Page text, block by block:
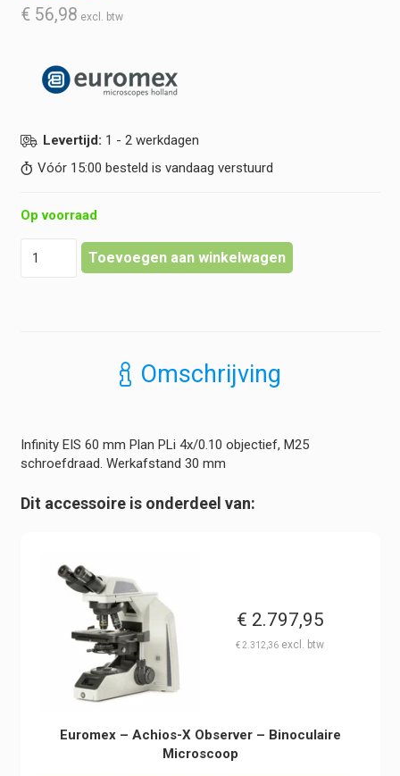
€ 56,98
Levertijd: 1 - 2 werkdagen
Vóór 15:00 besteld is vandaag verstuurd
Op voorraad
30
mm
Achios-
hoeveelheid
Toevoegen aan winkelwagen
Omschrijving
Infinity EIS 60 mm Plan PLi 4x/0.10 objectief, M25
schroefdraad. Werkafstand 30 mm
Dit accessoire is onderdeel van:
€ 2.797,95
€2.312,36
Euromex – Achios-X Observer – Binoculaire
Microscoop